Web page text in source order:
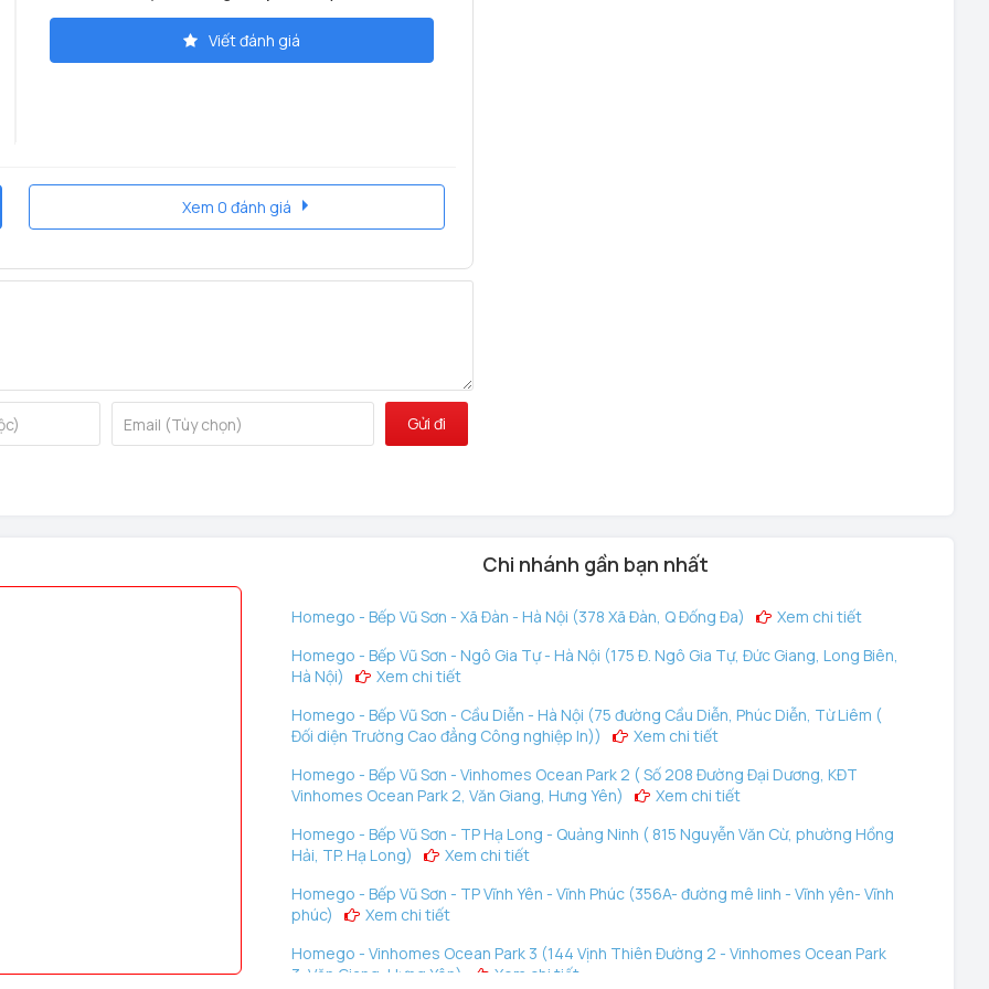
làm bằng hợp kim nhôm nguyên khối phau CNC, tấm
thép không gỉ sus 304
Viết đánh giá
Xem 0 đánh giá
Gửi đi
Chi nhánh gần bạn nhất
Homego - Bếp Vũ Sơn - Xã Đàn - Hà Nội (378 Xã Đàn, Q Đống Đa)
Xem chi tiết
Homego - Bếp Vũ Sơn - Ngô Gia Tự - Hà Nội (175 Đ. Ngô Gia Tự, Đức Giang, Long Biên,
Hà Nội)
Xem chi tiết
Homego - Bếp Vũ Sơn - Cầu Diễn - Hà Nội (75 đường Cầu Diễn, Phúc Diễn, Từ Liêm (
Đối diện Trường Cao đẳng Công nghiệp In))
Xem chi tiết
Homego - Bếp Vũ Sơn - Vinhomes Ocean Park 2 ( Số 208 Đường Đại Dương, KĐT
Vinhomes Ocean Park 2, Văn Giang, Hưng Yên)
Xem chi tiết
Homego - Bếp Vũ Sơn - TP Hạ Long - Quảng Ninh ( 815 Nguyễn Văn Cừ, phường Hồng
Hải, TP. Hạ Long)
Xem chi tiết
Homego - Bếp Vũ Sơn - TP Vĩnh Yên - Vĩnh Phúc (356A- đường mê linh - Vĩnh yên- Vĩnh
phúc)
Xem chi tiết
Homego - Vinhomes Ocean Park 3 (144 Vịnh Thiên Đường 2 - Vinhomes Ocean Park
3, Văn Giang, Hưng Yên)
Xem chi tiết